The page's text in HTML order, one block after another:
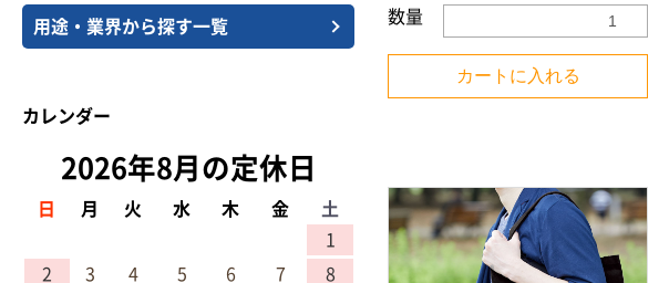
数量
カートに入れる
用途・業界から探す一覧
カレンダー
2026年8月の定休日
日 月 火 水 木 金
土
1
2
3 4 5 6 7 8